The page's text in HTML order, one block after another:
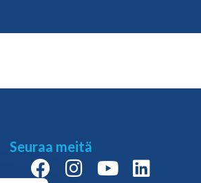
Seuraa meitä